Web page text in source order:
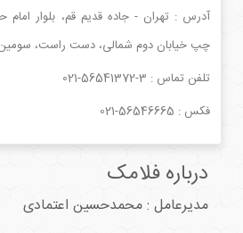
آدرس : تهران - جاده قدیم قم، بلوار
چپ خیابان دوم شمالی، دست راست، سومین
تلفن تماس : 021-56541372-3
فکس : 021-56546665
درباره فلامک
مدیرعامل : محمدحسین اعتمادی